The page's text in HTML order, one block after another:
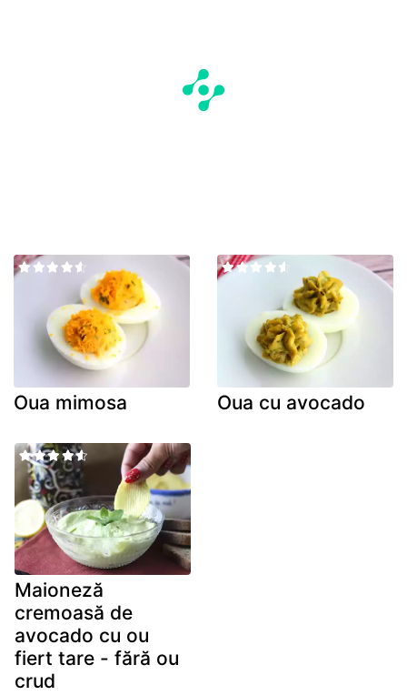
Oua mimosa Oua cu avocado
Maioneză
cremoasă de
avocado cu ou
fiert tare - fără ou
crud